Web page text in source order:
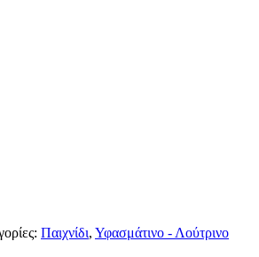
Παιχνίδι, Υφασμάτινο - Λούτρινο